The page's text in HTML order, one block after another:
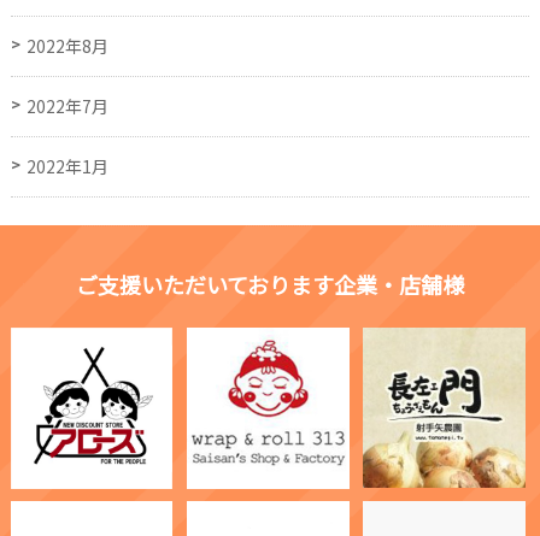
2022年8月
2022年7月
2022年1月
ご支援いただいております企業・店舗様